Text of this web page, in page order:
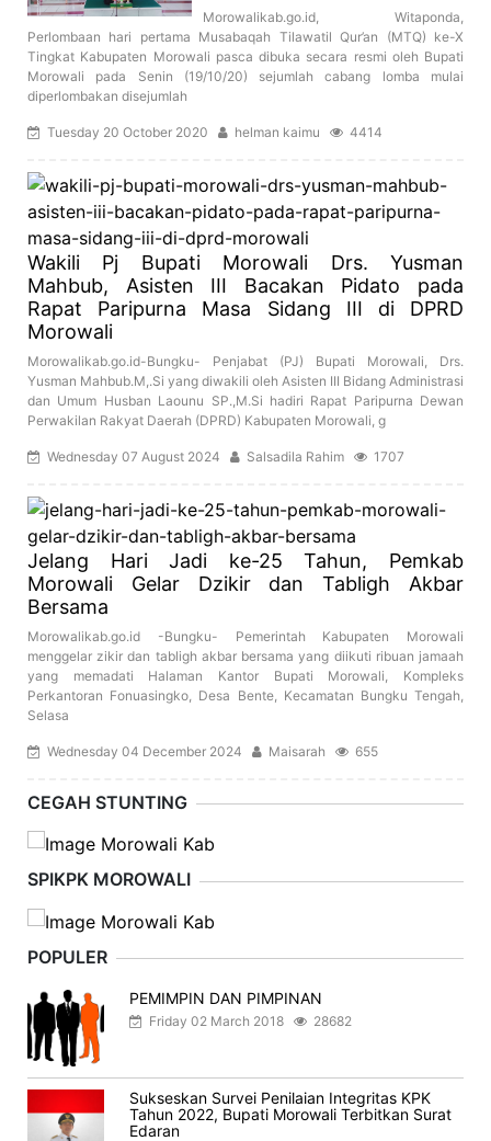
Morowalikab.go.id, Witaponda,
Perlombaan hari pertama Musabaqah Tilawatil Qur’an (MTQ) ke-X
Tingkat Kabupaten Morowali pasca dibuka secara resmi oleh Bupati
Morowali pada Senin (19/10/20) sejumlah cabang lomba mulai
diperlombakan disejumlah
Tuesday 20 October 2020 helman kaimu 4414
Wakili Pj Bupati Morowali Drs. Yusman
Mahbub, Asisten III Bacakan Pidato pada
Rapat Paripurna Masa Sidang III di DPRD
Morowali
Morowalikab.go.id-Bungku- Penjabat (PJ) Bupati Morowali, Drs.
Yusman Mahbub.M,.Si yang diwakili oleh Asisten III Bidang Administrasi
dan Umum Husban Laounu SP.,M.Si hadiri Rapat Paripurna Dewan
Perwakilan Rakyat Daerah (DPRD) Kabupaten Morowali, g
Wednesday 07 August 2024 Salsadila Rahim 1707
Jelang Hari Jadi ke-25 Tahun, Pemkab
Morowali Gelar Dzikir dan Tabligh Akbar
Bersama
Morowalikab.go.id -Bungku- Pemerintah Kabupaten Morowali
menggelar zikir dan tabligh akbar bersama yang diikuti ribuan jamaah
yang memadati Halaman Kantor Bupati Morowali, Kompleks
Perkantoran Fonuasingko, Desa Bente, Kecamatan Bungku Tengah,
Selasa
Wednesday 04 December 2024 Maisarah 655
CEGAH STUNTING
SPIKPK MOROWALI
POPULER
PEMIMPIN DAN PIMPINAN
Friday 02 March 2018 28682
Sukseskan Survei Penilaian Integritas KPK
Tahun 2022, Bupati Morowali Terbitkan Surat
Edaran